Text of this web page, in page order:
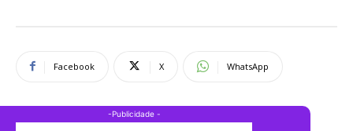
Facebook X WhatsApp
-Publicidade -